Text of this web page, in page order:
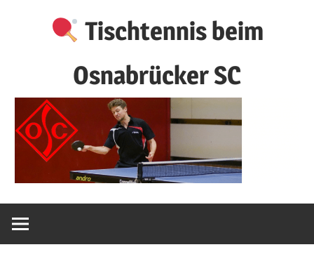
Tischtennis beim
Osnabrücker SC